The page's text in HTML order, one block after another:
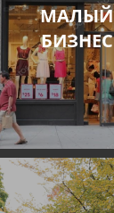
МАЛЫЙ
БИЗНЕС